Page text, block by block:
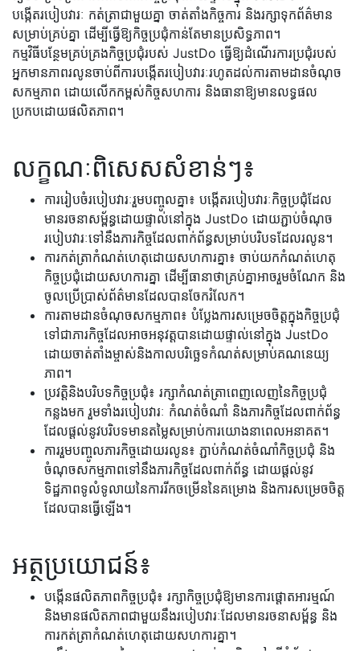
បង្កើតរបៀបវារៈ កត់ត្រាជាមួយគ្នា ចាត់តាំងកិច្ចការ និងរក្សាទុកព័ត៌មាន
សម្រាប់គ្រប់គ្នា ដើម្បីធ្វើឱ្យកិច្ចប្រជុំកាន់តែមានប្រសិទ្ធភាព។
កម្មវិធីបន្ថែមគ្រប់គ្រងកិច្ចប្រជុំរបស់ JustDo ធ្វើឱ្យដំណើរការប្រជុំរបស់
អ្នកមានភាពរលូនចាប់ពីការបង្កើតរបៀបវារៈរហូតដល់ការតាមដានចំណុច
សកម្មភាព ដោយលើកកម្ពស់កិច្ចសហការ និងធានាឱ្យមានលទ្ធផល
ប្រកបដោយផលិតភាព។
លក្ខណៈពិសេសសំខាន់ៗ៖
ការរៀបចំរបៀបវារៈរួមបញ្ចូលគ្នា៖ បង្កើតរបៀបវារៈកិច្ចប្រជុំដែល
មានរចនាសម្ព័ន្ធដោយផ្ទាល់នៅក្នុង JustDo ដោយភ្ជាប់ចំណុច
របៀបវារៈទៅនឹងភារកិច្ចដែលពាក់ព័ន្ធសម្រាប់បរិបទដែលរលូន។
ការកត់ត្រាកំណត់ហេតុដោយសហការគ្នា៖ ចាប់យកកំណត់ហេតុ
កិច្ចប្រជុំដោយសហការគ្នា ដើម្បីធានាថាគ្រប់គ្នាអាចរួមចំណែក និង
ចូលប្រើប្រាស់ព័ត៌មានដែលបានចែករំលែក។
ការតាមដានចំណុចសកម្មភាព៖ បំប្លែងការសម្រេចចិត្តក្នុងកិច្ចប្រជុំ
ទៅជាភារកិច្ចដែលអាចអនុវត្តបានដោយផ្ទាល់នៅក្នុង JustDo
ដោយចាត់តាំងម្ចាស់និងកាលបរិច្ឆេទកំណត់សម្រាប់គណនេយ្យ
ភាព។
ប្រវត្តិនិងបរិបទកិច្ចប្រជុំ៖ រក្សាកំណត់ត្រាពេញលេញនៃកិច្ចប្រជុំ
កន្លងមក រួមទាំងរបៀបវារៈ កំណត់ចំណាំ និងភារកិច្ចដែលពាក់ព័ន្ធ
ដែលផ្តល់នូវបរិបទមានតម្លៃសម្រាប់ការយោងនាពេលអនាគត។
ការរួមបញ្ចូលភារកិច្ចដោយរលូន៖ ភ្ជាប់កំណត់ចំណាំកិច្ចប្រជុំ និង
ចំណុចសកម្មភាពទៅនឹងភារកិច្ចដែលពាក់ព័ន្ធ ដោយផ្តល់នូវ
ទិដ្ឋភាពទូលំទូលាយនៃការរីកចម្រើននៃគម្រោង និងការសម្រេចចិត្ត
ដែលបានធ្វើឡើង។
អត្ថប្រយោជន៍៖
បង្កើនផលិតភាពកិច្ចប្រជុំ៖ រក្សាកិច្ចប្រជុំឱ្យមានការផ្តោតអារម្មណ៍
និងមានផលិតភាពជាមួយនឹងរបៀបវារៈដែលមានរចនាសម្ព័ន្ធ និង
ការកត់ត្រាកំណត់ហេតុដោយសហការគ្នា។